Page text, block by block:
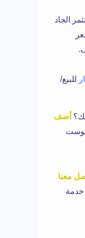
الجاد
للبيع/
أضف
بوست
معنا